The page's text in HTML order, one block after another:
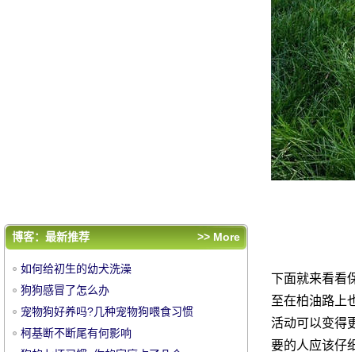
中
下面就来看看
至在柏油路上
活动可以变得
要的人应该仔
评论排行
宠物狗好养吗?几种宠物狗喂食习惯
柯基断不断尾有何影响
博客：最新推荐 >> More
如何给初生的幼犬洗澡
狗狗感冒了怎么办
宠物狗好养吗?几种宠物狗喂食习惯
柯基断不断尾有何影响